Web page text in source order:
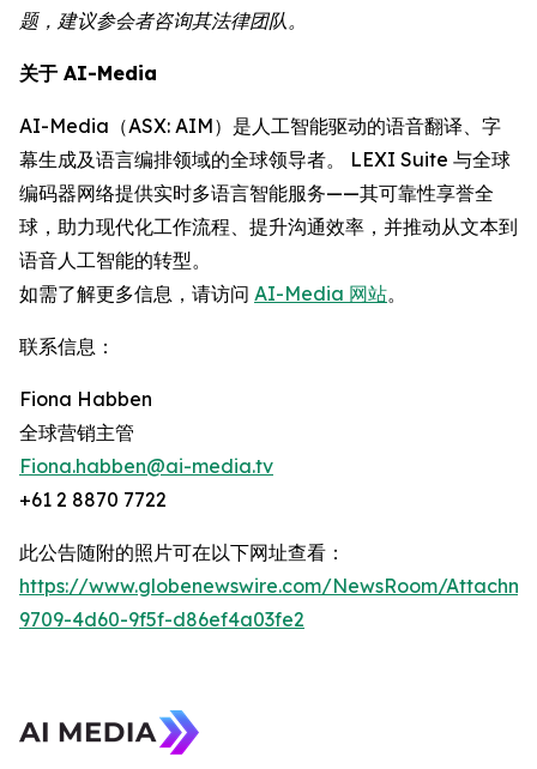
题，建议参会者咨询其法律团队。
关于 AI-Media
AI-Media（ASX: AIM）是人工智能驱动的语音翻译、字
幕生成及语言编排领域的全球领导者。 LEXI Suite 与全球
编码器网络提供实时多语言智能服务——其可靠性享誉全
球，助力现代化工作流程、提升沟通效率，并推动从文本到
语音人工智能的转型。
如需了解更多信息，请访问 AI-Media 网站。
联系信息：
Fiona Habben
全球营销主管
Fiona.habben@ai-media.tv
+61 2 8870 7722
此公告随附的照片可在以下网址查看：
https://www.globenewswire.com/NewsRoom/
9709-4d60-9f5f-d86ef4a03fe2